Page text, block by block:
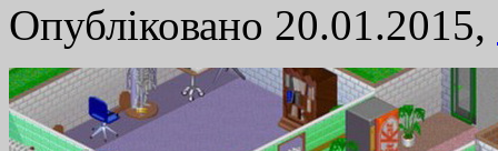
Опубліковано 20.01.2015,